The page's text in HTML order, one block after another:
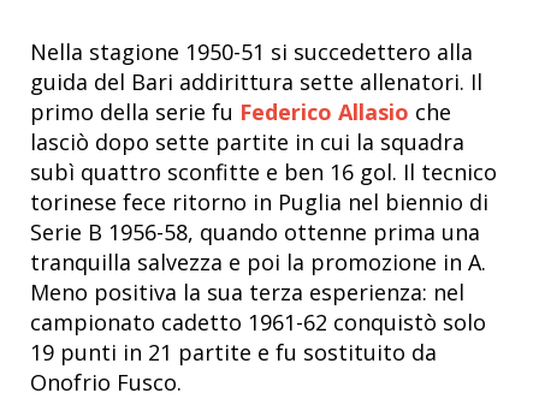
Nella stagione 1950-51 si succedettero alla
guida del Bari addirittura sette allenatori. Il
primo della serie fu Federico Allasio che
lasciò dopo sette partite in cui la squadra
subì quattro sconfitte e ben 16 gol. Il tecnico
torinese fece ritorno in Puglia nel biennio di
Serie B 1956-58, quando ottenne prima una
tranquilla salvezza e poi la promozione in A.
Meno positiva la sua terza esperienza: nel
campionato cadetto 1961-62 conquistò solo
19 punti in 21 partite e fu sostituito da
Onofrio Fusco.